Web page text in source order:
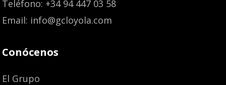
Teléfono: +34 94 447 03 58
Email: info@gcloyola.com
Conócenos
El Grupo